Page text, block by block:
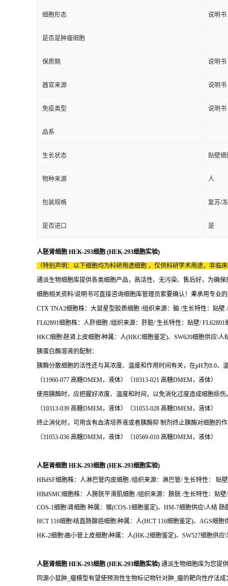
细胞形态 说明书
是否是肿瘤细胞
保质期 说明书
器官来源 说明书
免疫类型 说明书
品系
生长状态 贴壁细
物种来源 人
包装规格 复苏/
是否进口 是
人胚肾细胞 HEK-293细胞 (HEK-293细胞实验)
（特别声明：以下细胞均为科研用途细胞 ，仅供科研学术用途，非临
通派生物细胞库提供各类细胞产品，高活性、无污染、售后好，为确
细胞相关资料/说明书可直接咨询细胞库管理员索要确认！秉承用专业
CTX TNA2细胞株：大鼠星型胶质细胞 /组织来源：脑 /生长特性：贴
FL62891细胞株：人肝细胞 /组织来源：肝脏/ 生长特性：贴壁/
HKC细胞\胚肾上皮细胞\种属：人(HKC细胞鉴定)、SW620细胞供应\人
胰蛋白酶溶液的配制：
胰酶分散细胞的活性还与其浓度、温度和作用时间有关，在pH为8.0
（11960-077 高糖DMEM，液体）（10313-021 高糖DMEM，液体）
使用胰酶时，应把握好浓度、温度和时间，以免消化过度造成细胞损
（10313-039 高糖DMEM，液体）（31053-028 高糖DMEM，液体）
终止消化时，可用含有血清培养液或者胰酶抑 制剂终止胰酶对细胞的
（31053-036 高糖DMEM，液体）（10569-010 高糖DMEM，液体）
人胚肾细胞 HEK-293细胞 (HEK-293细胞实验)
HBdSF细胞株：人淋巴管内皮细胞 /组织来源：淋巴管/ 生长特性： 贴
HBdSMC细胞株：人膀胱平滑肌细胞 /组织来源：膀胱 /生长特性：贴
COS-1细胞\肾细胞 种属：猴(COS-1细胞鉴定)、HM-7细胞供应\人结
HCT 116细胞\结直肠腺癌细胞\种属：人(HCT 116细胞鉴定)、AGS细
HK-2细胞\曲小管上皮细胞\种属：人(HK-2细胞鉴定)、SW527细胞供应
人胚肾细胞 HEK-293细胞 (HEK-293细胞实验) 通派生物细胞库为您提
同源小鼠肿_瘤模型有望使预测性生物标记物针对肿_瘤的靶向性疗法